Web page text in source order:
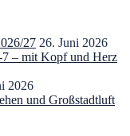
27 26. Juni 2026
7 – mit Kopf und Herz
2026
und Großstadtluft